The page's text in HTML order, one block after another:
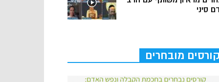
סיני
קורסים מובחרים